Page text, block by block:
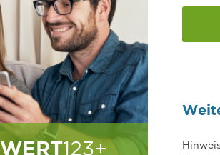
WERT123+